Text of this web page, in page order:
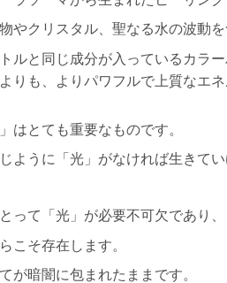
やクリスタル、聖なる水の波動を
ルと同じ成分が入っているカラ
りも、よりパワフルで上質なエ
はとても重要なものです。
ように「光」がなければ生きてい
って「光」が必要不可欠であり、
こそ存在します。
が暗闇に包まれたままです。